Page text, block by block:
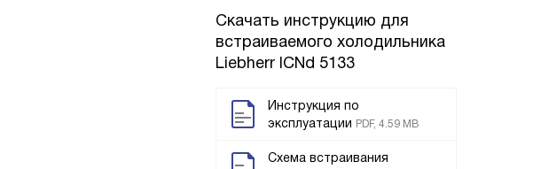
Скачать инструкцию для
встраиваемого холодильника
Liebherr ICNd 5133
Инструкция по
эксплуатации PDF, 4.59 MB
Схема встраивания